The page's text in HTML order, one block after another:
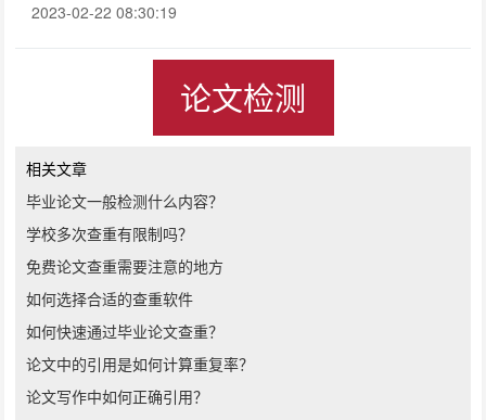
2023-02-22 08:30:19
论文检测
相关文章
毕业论文一般检测什么内容？
学校多次查重有限制吗？
免费论文查重需要注意的地方
如何选择合适的查重软件
如何快速通过毕业论文查重？
论文中的引用是如何计算重复率？
论文写作中如何正确引用？